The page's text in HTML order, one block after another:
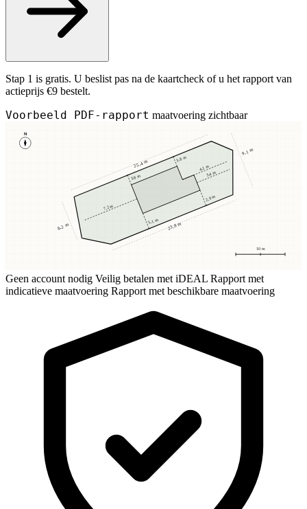
Stap 1 is gratis. U beslist pas na de kaartcheck of u het rapport van
actieprijs €9 bestelt.
Voorbeeld PDF-rapport maatvoering zichtbaar
N
10 m
3,8 m
3,8 m
5,1 m
2,9 m
7,2 m
3,4 m
4,1 m
25,4 m
23,8 m
8,2 m
9,1 m
Geen account nodig Veilig betalen met iDEAL Rapport met
indicatieve maatvoering Rapport met beschikbare maatvoering